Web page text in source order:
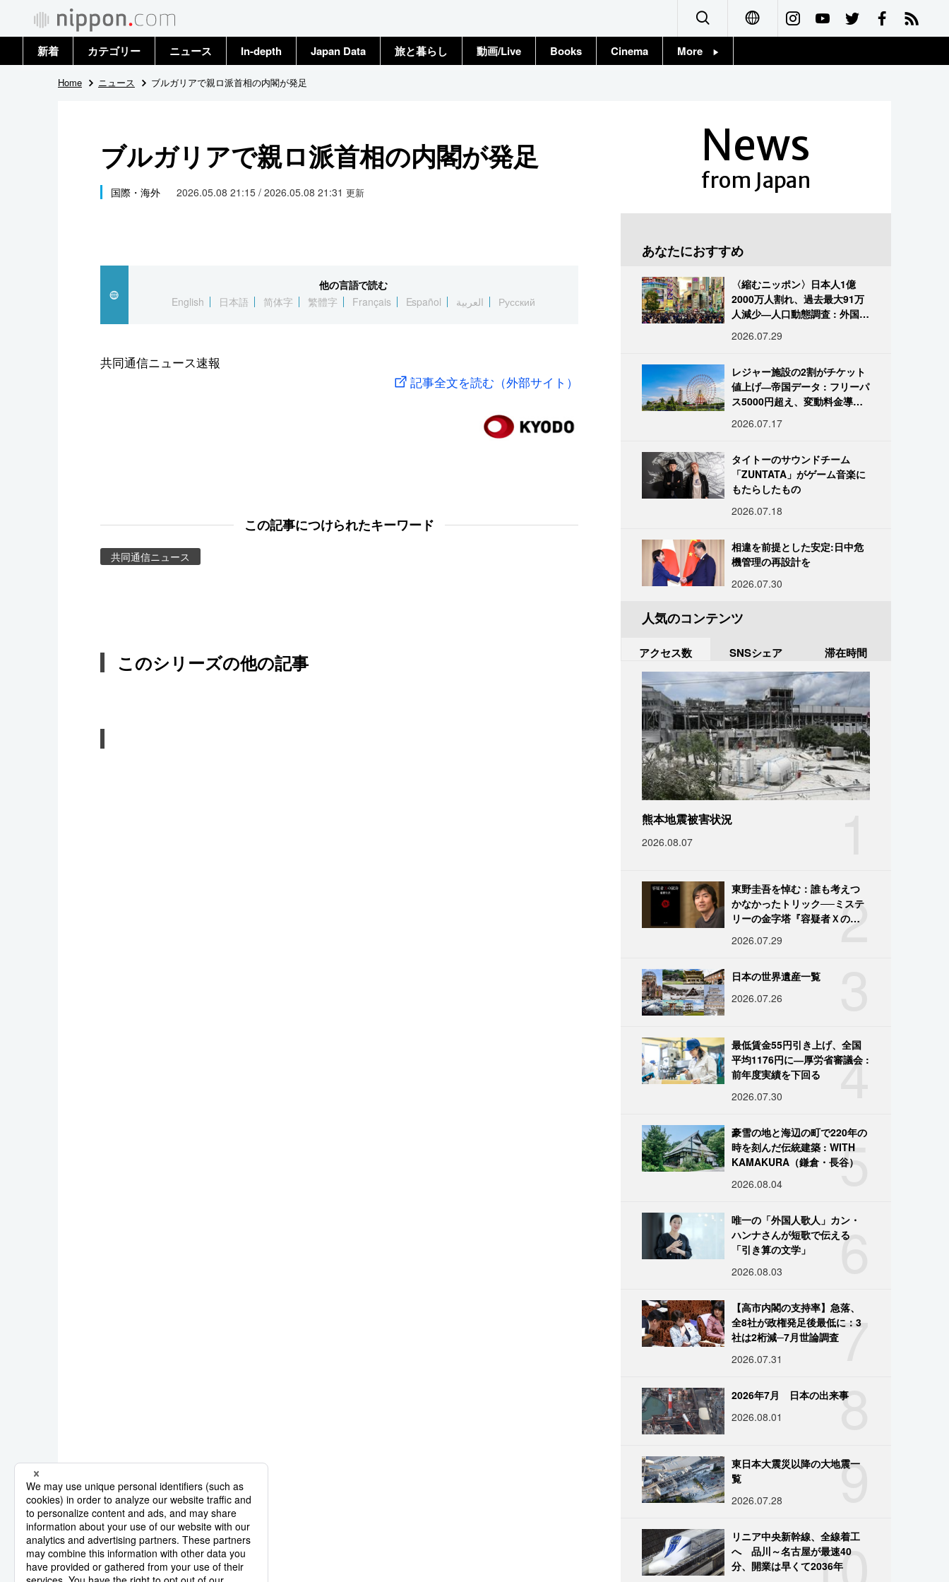
Français
新着 カテゴリー
政治・外交
国際
科学・技術
暮らし
ニュース
トップ
In-depth Japan Data 旅と暮らし 動画/Live Books Cinema More
Home ニュース ブルガリアで親ロ派首相の内閣が発足
ブルガリアで親ロ派首相の内閣が発足
国際・海外 2026.05.08 21:15 / 2026.05.08 21:31 更新
他の言語で読む
English
日本語 简体字 繁體字 Français Español العربية Русский
共同通信ニュース速報
記事全文を読む（外部サイト）
この記事につけられたキーワード
共同通信ニュース
このシリーズの他の記事
News
from Japan
あなたにおすすめ
〈縮むニッポン〉日本人1億
2000万人割れ、過去最大91万
人減少―人口動態調査 : 外国人
2026.07.29
レジャー施設の2割がチケット
値上げ―帝国データ : フリーパ
ス5000円超え、変動料金導入
2026.07.17
タイトーのサウンドチーム
「ZUNTATA」がゲーム音楽に
もたらしたもの
2026.07.18
相違を前提とした安定:日中危
機管理の再設計を
2026.07.30
人気のコンテンツ
アクセス数 SNSシェア 滞在時間
熊本地震被害状況
2026.08.07
2
東野圭吾を悼む：誰も考えつ
かなかったトリック──ミステ
リーの金字塔『容疑者Ｘの献
2026.07.29
日本の世界遺産一覧
2026.07.26
4
最低賃金55円引き上げ、全国
平均1176円に―厚労省審議会 :
前年度実績を下回る
2026.07.30
5
豪雪の地と海辺の町で220年の
時を刻んだ伝統建築 : WITH
KAMAKURA（鎌倉・長谷）
2026.08.04
6
唯一の「外国人歌人」カン・
ハンナさんが短歌で伝える
「引き算の文学」
2026.08.03
7
【高市内閣の支持率】急落、
全8社が政権発足後最低に：3
社は2桁減─7月世論調査
2026.07.31
8
2026年7月 日本の出来事
2026.08.01
9
東日本大震災以降の大地震一
覧
2026.07.28
10
リニア中央新幹線、全線着工
へ 品川～名古屋が最速40
分、開業は早くて2036年